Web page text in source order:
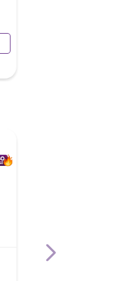
Combo Isdin Labios